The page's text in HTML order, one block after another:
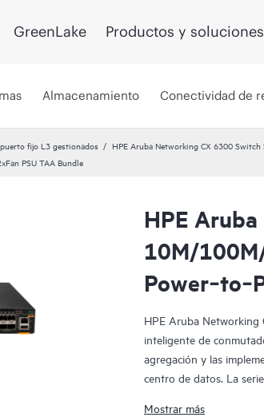
GreenLake Productos y soluciones
Almacenamiento Conectividad de
fijo L3 gestionados
HPE Aruba Networking CX 6300 Switch
PSU TAA Bundle
HPE
10M/
HPE Aruba Networking
inteligente de
agregación y las
centro de datos. La
Mostrar más